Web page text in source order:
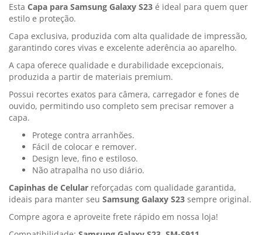
Esta Capa para Samsung Galaxy S23 é ideal para quem quer
estilo e proteção.
Capa exclusiva, produzida com alta qualidade de impressão,
garantindo cores vivas e excelente aderência ao aparelho.
A capa oferece qualidade e durabilidade excepcionais,
produzida a partir de materiais premium.
Possui recortes exatos para câmera, carregador e fones de
ouvido, permitindo uso completo sem precisar remover a
capa.
Protege contra arranhões.
Fácil de colocar e remover.
Design leve, fino e estiloso.
Não atrapalha no uso diário.
Capinhas de Celular reforçadas com qualidade garantida,
ideais para manter seu Samsung Galaxy S23 sempre original.
Compre agora e aproveite frete rápido em nossa loja!